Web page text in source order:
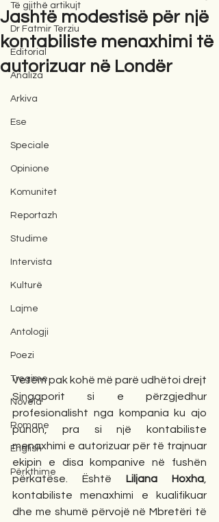
Të gjithë artikujt
Dr Fatmir Terziu
Editorial
Analiza
Arkiva
Ese
Speciale
Opinione
Komunitet
Reportazh
Studime
Intervista
Kulturë
Lajme
Antologji
Poezi
Tregime
Novela
Romane
English
Përkthime
Jashtë modestisë për një
kontabiliste menaxhimi të
autorizuar në Londër
Vetëm pak kohë më parë udhëtoi drejt
Singaporit si e përzgjedhur
profesionalisht nga kompania ku ajo
punon, pra si një kontabiliste
menaxhimi e autorizuar për të trajnuar
ekipin e disa kompanive në fushën
përkatëse. Është Liljana Hoxha
kontabiliste menaxhimi e kualifikuar
dhe me shumë përvojë në Mbretëri të